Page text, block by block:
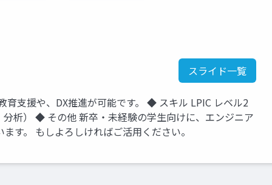
スライド一覧
支援や、DX推進が可能です。 ◆ スキル LPIC レベル2
析） ◆ その他 新卒・未経験の学生向けに、エンジニア
す。 もしよろしければご活用ください。